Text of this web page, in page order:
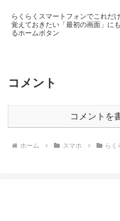
らくらくスマートフォンでこれだ
覚えておきたい「最初の画面」に
るホームボタン
コメント
コメントを
ホーム スマホ らく